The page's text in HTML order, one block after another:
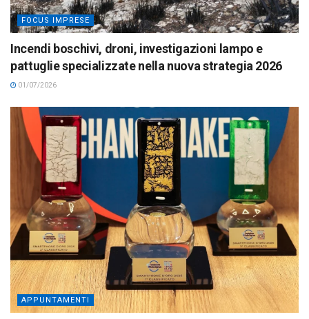
FOCUS IMPRESE
Incendi boschivi, droni, investigazioni lampo e
pattuglie specializzate nella nuova strategia 2026
01/07/2026
APPUNTAMENTI